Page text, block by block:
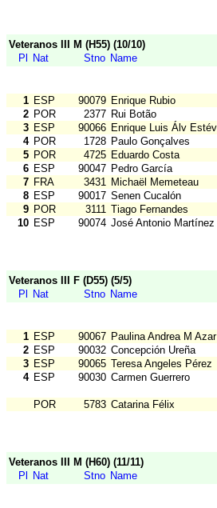
Veteranos III M (H55) (10/10)
Pl
Nat Stno Name
1 ESP 90079 Enrique Rubio
2 POR 2377 Rui Botão
3 ESP 90066 Enrique Luis Álv
4 POR 1728 Paulo Gonçalves
5 POR 4725 Eduardo Costa
6 ESP 90047 Pedro García
7 FRA 3431 Michaël Memeteau
8 ESP 90017 Senen Cucalón
9 POR 3111 Tiago Fernandes
10 ESP 90074 José Antonio Martínez
Veteranos III F (D55) (5/5)
Pl
Nat Stno Name
1 ESP 90067 Paulina Andrea M Azar
2 ESP 90032 Concepción Ureña
3 ESP 90065 Teresa Angeles Pérez
4 ESP 90030 Carmen Guerrero
POR 5783 Catarina Félix
Veteranos III M (H60) (11/11)
Pl
Nat Stno Name